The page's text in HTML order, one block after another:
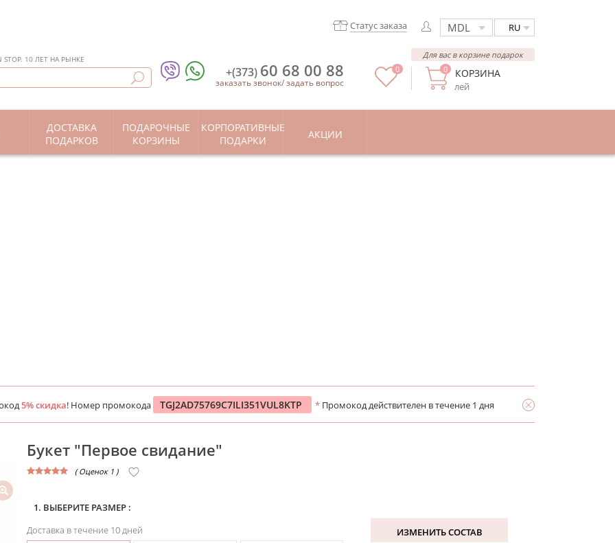
10 ЛЕТ НА РЫНКЕ
RU
Статус заказа
КОРЗИНА
лей
0
Для вас в корзине подарок
0
+(373) 60 68 00 88
заказать звонок/задать вопрос
ДОСТАВКА
ПОДАРКОВ
ПОДАРОЧНЫЕ
КОРЗИНЫ
КОРПОРАТИВНЫЕ
ПОДАРКИ
АКЦИИ
5% скидка! Номер промокода TGJ2AD75769C7ILI351VUL8KTP * Промокод действителен в течение 1 дня
Букет "Первое свидание"
( Оценок 1 )
1. ВЫБЕРИТЕ РАЗМЕР :
Доставка в течение 10 дней
ИЗМЕНИТЬ СОСТАВ